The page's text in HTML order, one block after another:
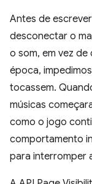
Antes de
desconectar o
o som, em vez
época,
tocassem.
músicas
como o jogo
comportamento
para interromper